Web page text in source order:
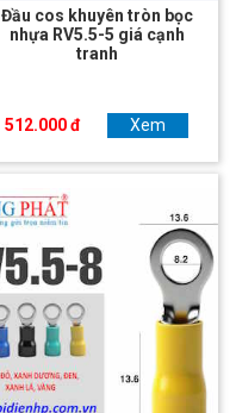
Đầu cos khuyên tròn bọc
nhựa RV5.5-5 giá cạnh
tranh
512.000 đ Xem